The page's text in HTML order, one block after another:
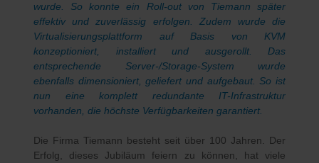
wurde. So konnte ein Roll-out von Tiemann später
effektiv und zuverlässig erfolgen. Zudem wurde die
Virtualisierungsplattform auf Basis von KVM
konzeptioniert, installiert und ausgerollt. Das
entsprechende Server-/Storage-System wurde
ebenfalls dimensioniert, geliefert und aufgebaut. So ist
nun eine komplett redundante IT-Infrastruktur
vorhanden, die höchste Verfügbarkeiten garantiert.
Die Firma Tiemann besteht seit über 100 Jahren. Der
Erfolg, dieses Jubiläum feiern zu können, hat viele